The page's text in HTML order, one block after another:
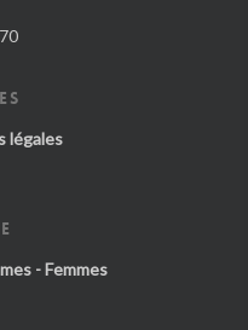
légales
- Femmes